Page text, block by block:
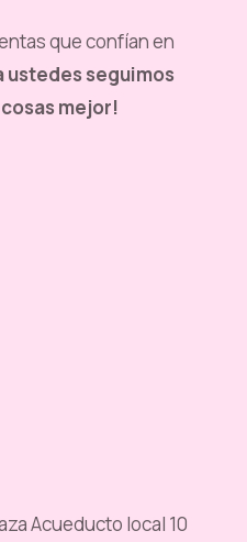
que confían en
ustedes seguimos
mejor!
Acueducto local 10